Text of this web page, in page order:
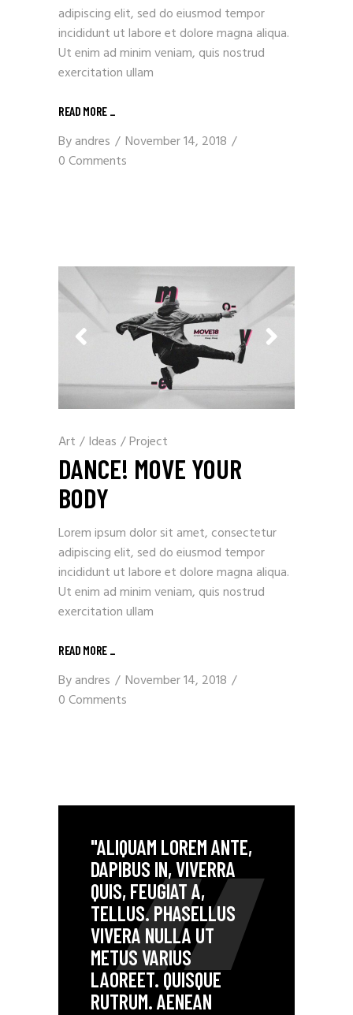
adipiscing elit, sed do eiusmod tempor
incididunt ut labore et dolore magna aliqua.
Ut enim ad minim veniam, quis nostrud
exercitation ullam
READ MORE _
Byandres
November 14, 2018
0 Comments
Art / Ideas /Project
DANCE! MOVE YOUR
BODY
Lorem ipsum dolor sit amet, consectetur
adipiscing elit, sed do eiusmod tempor
incididunt ut labore et dolore magna aliqua.
Ut enim ad minim veniam, quis nostrud
exercitation ullam
READ MORE _
Byandres
November 14, 2018
0 Comments
"ALIQUAM LOREM ANTE,
DAPIBUS IN, VIVERRA
QUIS, FEUGIAT A,
TELLUS. PHASELLUS
VIVERA NULLA UT
METUS VARIUS
LAOREET. QUISQUE
RUTRUM. AENEAN